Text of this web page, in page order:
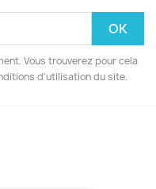
Vous trouverez pour cela
d'utilisation du site.